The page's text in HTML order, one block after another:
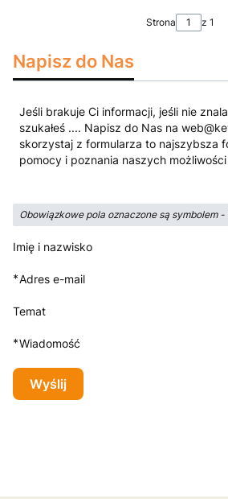
Strona z 1
Napisz do Nas
Jeśli brakuje Ci informacji, jeśli nie
szukałeś .... Napisz do Nas na
skorzystaj z formularza to najszybsza
pomocy i poznania naszych możliwości
Obowiązkowe pola oznaczone są symbolem -
Imię i nazwisko
*Adres e-mail
Temat
*Wiadomość
Wyślij